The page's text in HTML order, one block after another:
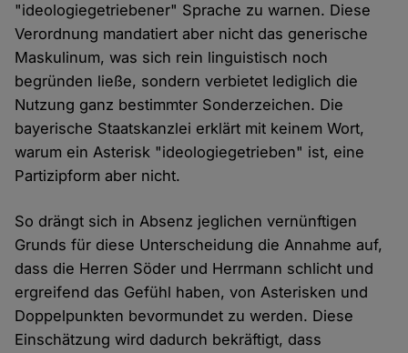
"ideologiegetriebener" Sprache zu warnen. Diese
Verordnung mandatiert aber nicht das generische
Maskulinum, was sich rein linguistisch noch
begründen ließe, sondern verbietet lediglich die
Nutzung ganz bestimmter Sonderzeichen. Die
bayerische Staatskanzlei erklärt mit keinem Wort,
warum ein Asterisk "ideologiegetrieben" ist, eine
Partizipform aber nicht.
So drängt sich in Absenz jeglichen vernünftigen
Grunds für diese Unterscheidung die Annahme auf,
dass die Herren Söder und Herrmann schlicht und
ergreifend das Gefühl haben, von Asterisken und
Doppelpunkten bevormundet zu werden. Diese
Einschätzung wird dadurch bekräftigt, dass